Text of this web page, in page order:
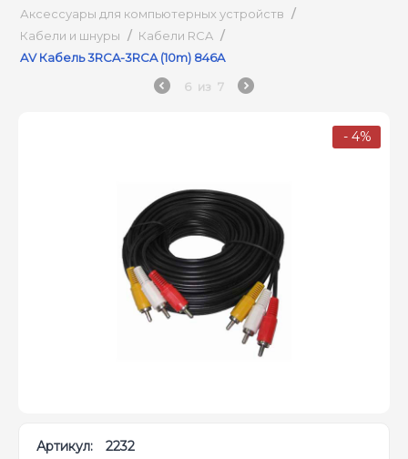
Аксессуары для компьютерных устройств /
Кабели и шнуры / Кабели RCA /
AV Кабель 3RCA-3RCA (10m) 846A
6 из 7
- 4%
Артикул: 2232